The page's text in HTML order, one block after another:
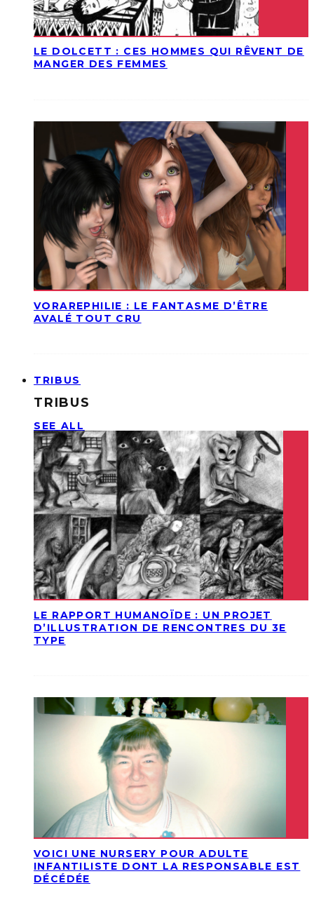
LE DOLCETT : CES HOMMES QUI RÊVENT DE
MANGER DES FEMMES
VORAREPHILIE : LE FANTASME D’ÊTRE
AVALÉ TOUT CRU
TRIBUS
TRIBUS
SEE ALL
LE RAPPORT HUMANOÏDE : UN PROJET
D’ILLUSTRATION DE RENCONTRES DU 3E
TYPE
VOICI UNE NURSERY POUR ADULTE
INFANTILISTE DONT LA RESPONSABLE EST
DÉCÉDÉE